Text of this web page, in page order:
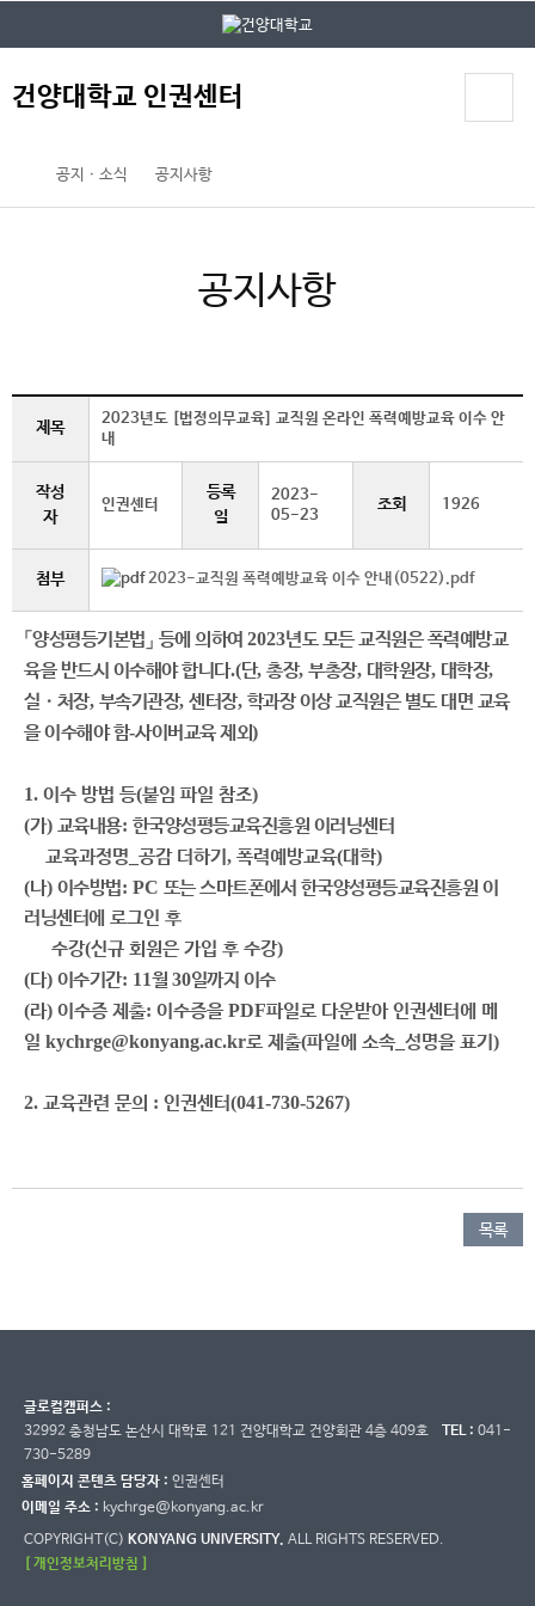
건양대학교 인권센터
공지ㆍ소식 공지사항
공지사항
제목
2023년도 [법정의무교육] 교직원 온라인 폭력예방교육 이수 안
내
작성
자
인권센터
등록
일
2023-
05-23
조회 1926
첨부 2023-교직원 폭력예방교육 이수 안내(0522).pdf
「양성평등기본법 」 등에 의하여 2023년도 모든 교직원은폭력예방교
육을 반드시 이수해야 합니다.(단, 총장, 부총장, 대학원장, 대학장,
실 ㆍ 처장, 부속기관장, 센터장, 학과장 이상 교직원은 별도 대면 교육
을 이수해야 함-사이버교육 제외)
1. 이수 방법 등(붙임 파일 참조)
(가) 교육내용: 한국양성평등교육진흥원 이러닝센터
교육과정명 공감 더하기 , 폭력예방교육(대학)
(나) 이수방법: PC 또는 스마트폰에서 한국양성평등교육진흥원 이
러닝센터에 로그인 후
수강(신규 회원은 가입 후 수강)
(다) 이수기간: 11월 30일까지 이수
(라) 이수증 제출: 이수증을PDF파일로 다운받아 인권센터에 메
일 kychrge@konyang.ac.kr로 제출(파일에 소속_ 성명을 표기 )
2. 교육관련 문의 : 인권센터(041-730-5267)
목록
글로컬캠퍼스 :
32992 충청남도 논산시 대학로 121 건양대학교 건양회관 4층 409호
TEL : 041-
730-5289
홈페이지 콘텐츠 담당자 : 인권센터
이메일 주소 : kychrge@konyang.ac.kr
COPYRIGHT(C) KONYANG UNIVERSITY. ALL RIGHTS RESERVED.
[ 개인정보처리방침 ]